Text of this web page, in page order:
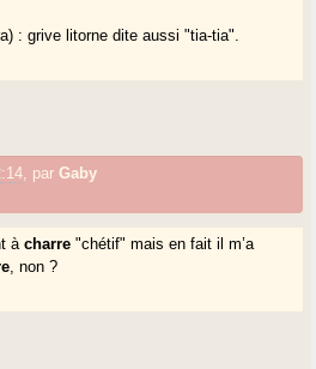
: grive litorne dite aussi "tia-tia".
parGaby
àcharre "chétif" mais en fait il m’a
, non ?